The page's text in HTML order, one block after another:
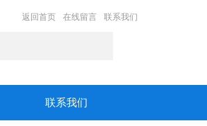
返回首页 在线留言 联系我们
联系我们